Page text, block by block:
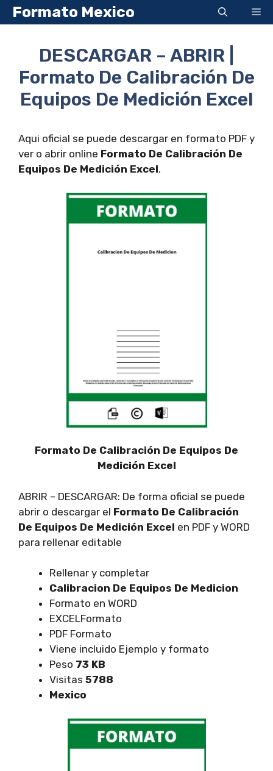
Saltar
al
Formato Mexico
DESCARGAR – ABRIR |
Formato De Calibración De
Equipos De Medición Excel
Aqui oficial se puede descargar en formato PDF y
ver o abrir online Formato De Calibración De
Equipos De Medición Excel.
Formato De Calibración De Equipos De
Medición Excel
ABRIR – DESCARGAR: De forma oficial se puede
abrir o descargar el Formato De Calibración
De Equipos De Medición Excel en PDF y WORD
para rellenar editable
Rellenar y completar
Calibracion De Equipos De Medicion
Formato en WORD
EXCELFormato
PDF Formato
Viene incluido Ejemplo y formato
Peso 73 KB
Visitas 5788
Mexico